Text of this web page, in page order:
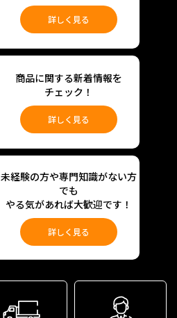
詳しく見る
商品に関する新着情報を
チェック！
詳しく見る
未経験の方や専門知識がない方
でも
やる気があれば大歓迎です！
詳しく見る